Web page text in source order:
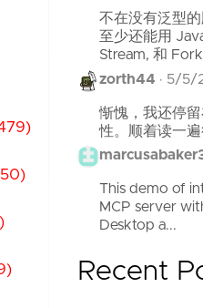
不在没有泛型的
至少还能用
Stream, 和
zorth44 · 5/5/
惭愧，我还停
性。顺着读一遍
This demo of
MCP server
Desktop a...
Recent